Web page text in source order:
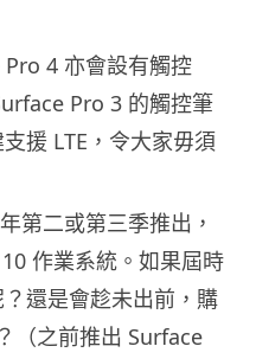
4 亦會設有觸控
Pro 3 的觸控筆
援 LTE，令大家毋須
第二或第三季推出，
作業系統。如果屆時
還是會趁未出前，購
（之前推出 Surface